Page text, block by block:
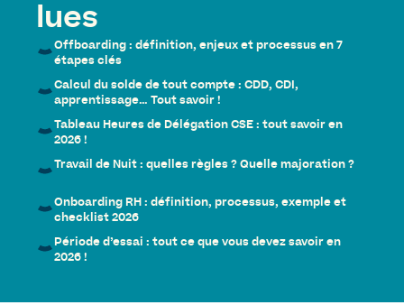
lues
Offboarding : définition, enjeux et processus en 7
étapes clés
Calcul du solde de tout compte : CDD, CDI,
apprentissage… Tout savoir !
Tableau Heures de Délégation CSE : tout savoir en
2026 !
Travail de Nuit : quelles règles ? Quelle majoration ?
Onboarding RH : définition, processus, exemple et
checklist 2026
Période d’essai : tout ce que vous devez savoir en
2026 !